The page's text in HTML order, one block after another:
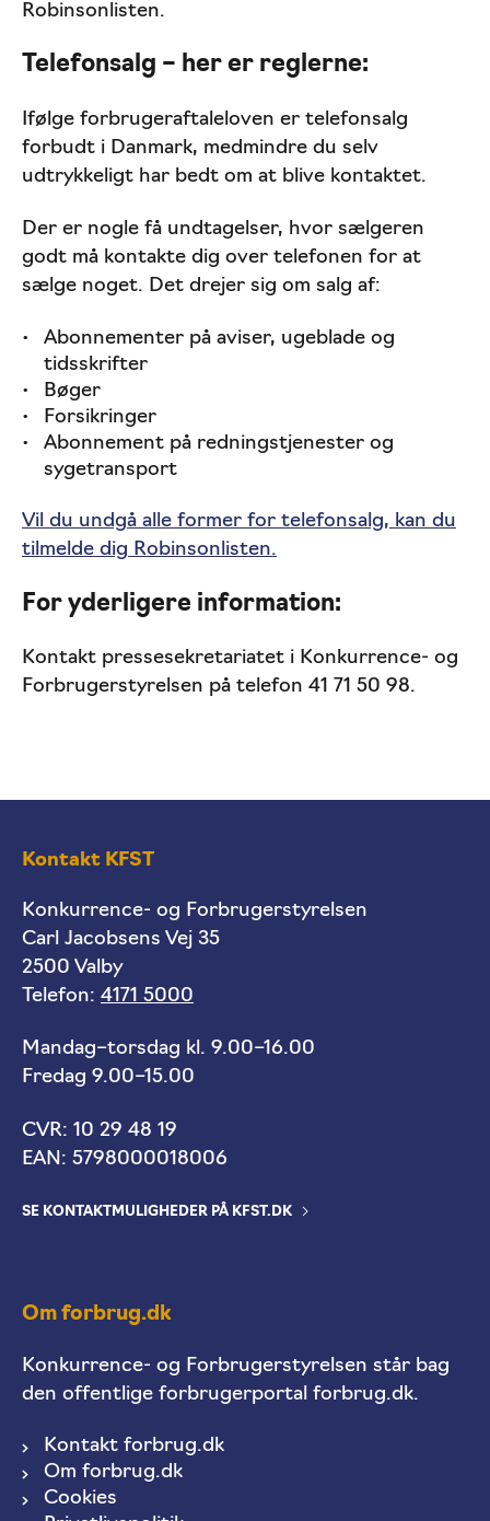
Robinsonlisten.
Telefonsalg – her er reglerne:
Ifølge forbrugeraftaleloven er telefonsalg
forbudt i Danmark, medmindre du selv
udtrykkeligt har bedt om at blive kontaktet.
Der er nogle få undtagelser, hvor sælgeren
godt må kontakte dig over telefonen for at
sælge noget. Det drejer sig om salg af:
Abonnementer på aviser, ugeblade og
tidsskrifter
Bøger
Forsikringer
Abonnement på redningstjenester og
sygetransport
Vil du undgå alle former for telefonsalg, kan du
tilmelde dig Robinsonlisten.
For yderligere information:
Kontakt pressesekretariatet i Konkurrence- og
Forbrugerstyrelsen på telefon 41 71 50 98.
Kontakt KFST
Konkurrence- og Forbrugerstyrelsen
Carl Jacobsens Vej 35
2500 Valby
Telefon: 4171 5000
Mandag–torsdag kl. 9.00–16.00
Fredag 9.00–15.00
CVR: 10 29 48 19
EAN: 5798000018006
SE KONTAKTMULIGHEDER PÅ KFST.DK
Om forbrug.dk
Konkurrence- og Forbrugerstyrelsen står bag
den offentlige forbrugerportal forbrug.dk.
Kontakt forbrug.dk
Om forbrug.dk
Cookies